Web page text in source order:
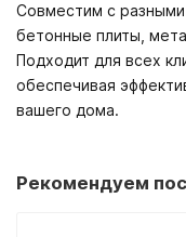
Совместим с разными
бетонные плиты,
Подходит для всех
обеспечивая
вашего дома.
Рекомендуем